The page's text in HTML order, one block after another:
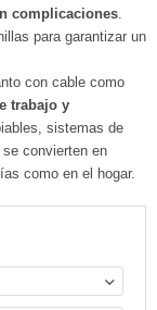
complicaciones
para garantizar un
con cable como
trabajo y
sistemas de
convierten en
como en el hogar.